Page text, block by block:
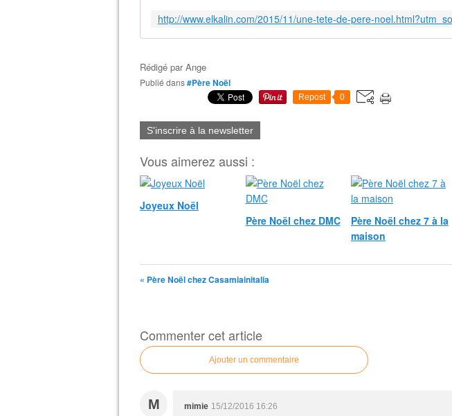
Rédigé parAnge
Publié dans#Père Noël
Repost 0
S'inscrire à la newsletter
Vous aimerez aussi :
Joyeux Noël
Père Noël chez DMC
Père Noël chez 7 à la
maison
« Père Noël chez Casamiainitalia
Commenter cet article
Ajouter un commentaire
M mimie 15/12/2016 16:26